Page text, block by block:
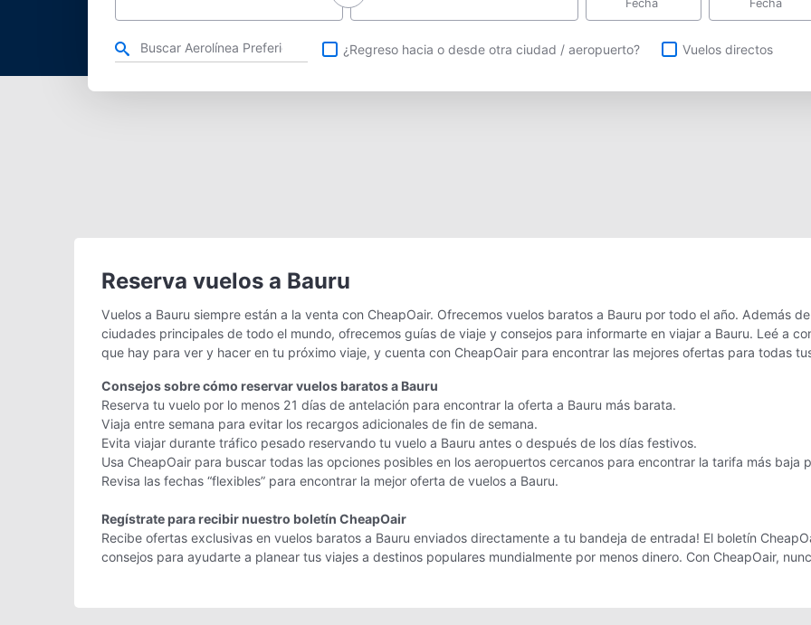
Fecha Fecha
Refina tu búsqueda por aerolínea, ciudad o aeropuerto o vuelos directos
¿Regreso hacia o desde otra ciudad / aeropuerto? Vuelos directos
Reserva vuelos a Bauru
Vuelos a Bauru siempre están a la venta con CheapOair. Ofrecemos vuelos baratos a Bauru por todo el año. Además
ciudades principales de todo el mundo, ofrecemos guías de viaje y consejos para informarte en viajar a Bauru. Leé a
que hay para ver y hacer en tu próximo viaje, y cuenta con CheapOair para encontrar las mejores ofertas para todas
Consejos sobre cómo reservar vuelos baratos a Bauru
Reserva tu vuelo por lo menos 21 días de antelación para encontrar la oferta a Bauru más barata.
Viaja entre semana para evitar los recargos adicionales de fin de semana.
Evita viajar durante tráfico pesado reservando tu vuelo a Bauru antes o después de los días festivos.
Usa CheapOair para buscar todas las opciones posibles en los aeropuertos cercanos para encontrar la tarifa más baja
Revisa las fechas “flexibles” para encontrar la mejor oferta de vuelos a Bauru.
Regístrate para recibir nuestro boletín CheapOair
Recibe ofertas exclusivas en vuelos baratos a Bauru enviados directamente a tu bandeja de entrada! El boletín
consejos para ayudarte a planear tus viajes a destinos populares mundialmente por menos dinero. Con CheapOair,